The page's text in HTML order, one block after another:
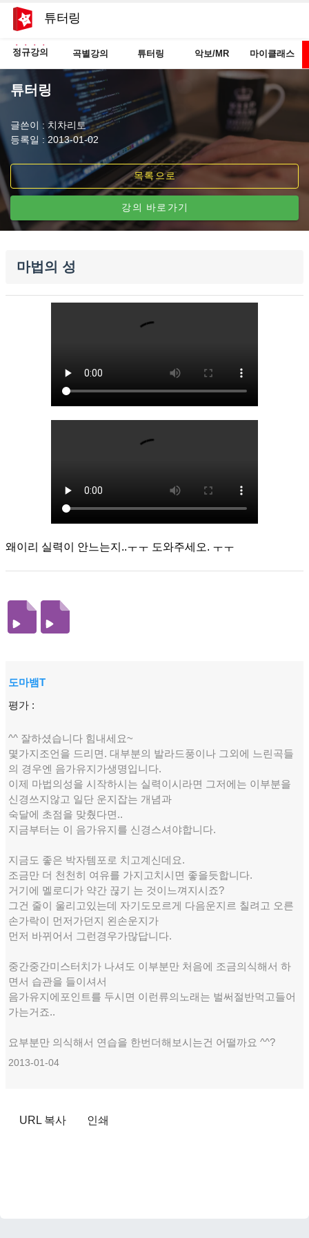
튜터링
정규강의 곡별강의 튜터링 악보/MR 마이클래스
튜터링
글쓴이 : 치차리토
등록일 : 2013-01-02
목록으로
강의 바로가기
마법의 성
왜이리 실력이 안느는지..ㅜㅜ 도와주세오. ㅜㅜ
도마뱀T
평가 :
^^ 잘하셨습니다 힘내세요~
몇가지조언을 드리면. 대부분의 발라드풍이나 그외에 느린곡들
의 경우엔 음가유지가생명입니다.
이제 마법의성을 시작하시는 실력이시라면 그저에는 이부분을
신경쓰지않고 일단 운지잡는 개념과
숙달에 초점을 맞췄다면..
지금부터는 이 음가유지를 신경스셔야합니다.
지금도 좋은 박자템포로 치고계신데요.
조금만 더 천천히 여유를 가지고치시면 좋을듯합니다.
거기에 멜로디가 약간 끊기 는 것이느껴지시죠?
그건 줄이 울리고있는데 자기도모르게 다음운지르 칠려고 오른
손가락이 먼저가던지 왼손운지가
먼저 바뀌어서 그런경우가많답니다.
중간중간미스터치가 나셔도 이부분만 처음에 조금의식해서 하
면서 습관을 들이셔서
음가유지에포인트를 두시면 이런류의노래는 벌써절반먹고들어
가는거죠..
요부분만 의식해서 연습을 한번더해보시는건 어떨까요 ^^?
2013-01-04
URL 복사 인쇄